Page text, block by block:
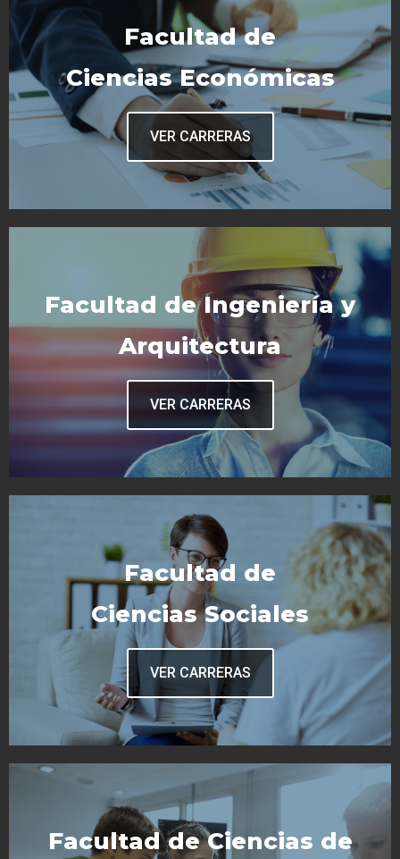
Facultad de
Ciencias Económicas
VER CARRERAS
Facultad de Ingeniería y
Arquitectura
VER CARRERAS
Facultad de
Ciencias Sociales
VER CARRERAS
Facultad de Ciencias de